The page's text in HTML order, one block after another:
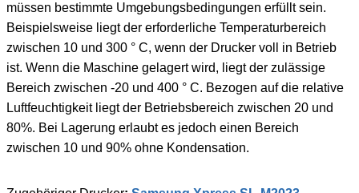
müssen bestimmte Umgebungsbedingungen erfüllt sein.
Beispielsweise liegt der erforderliche Temperaturbereich
zwischen 10 und 300 ° C, wenn der Drucker voll in Betrieb
ist. Wenn die Maschine gelagert wird, liegt der zulässige
Bereich zwischen -20 und 400 ° C. Bezogen auf die relative
Luftfeuchtigkeit liegt der Betriebsbereich zwischen 20 und
80%. Bei Lagerung erlaubt es jedoch einen Bereich
zwischen 10 und 90% ohne Kondensation.